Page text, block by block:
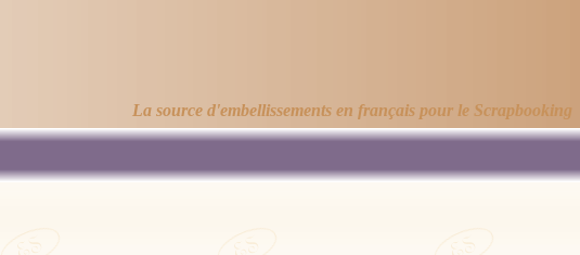
La source d'embellissements en français pour le Scrapbooking